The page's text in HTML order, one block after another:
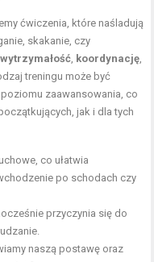
ćwiczenia, które naśladują
skakanie, czy
wytrzymałość, koordynację,
treningu może być
zaawansowania, co
jak i dla tych
co ułatwia
po schodach czy
przyczynia się do
naszą postawę oraz